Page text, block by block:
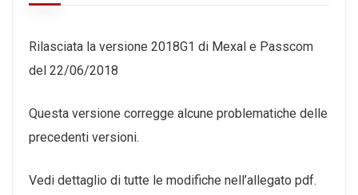
Rilasciata la versione 2018G1 di Mexal e Passcom
del 22/06/2018
Questa versione corregge alcune problematiche delle
precedenti versioni.
Vedi dettaglio di tutte le modifiche nell’allegato pdf.